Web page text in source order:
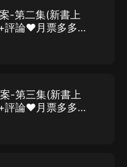
-第二集(新書上
論♥月票多多砸
-第三集(新書上
論♥月票多多砸